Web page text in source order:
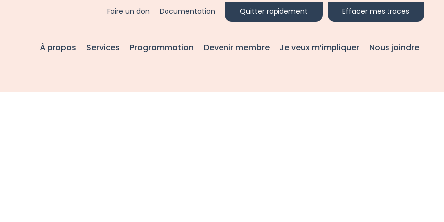
À propos Services Programmation Devenir membre Je veux m’impliquer Nous joindre
Faire un don Documentation Quitter rapidement Effacer mes traces